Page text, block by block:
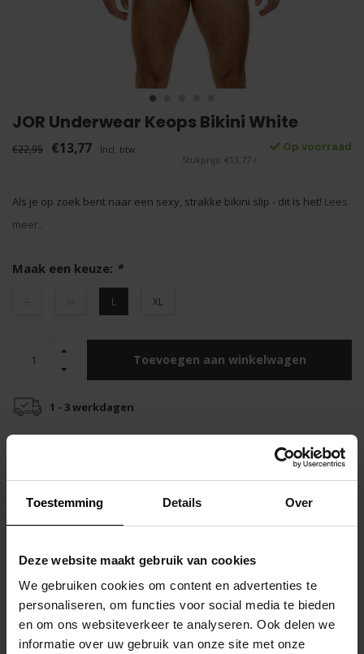
Toestemming Details Over
Deze website maakt gebruik van cookies
We gebruiken cookies om content en advertenties te
personaliseren, om functies voor social media te bieden
en om ons websiteverkeer te analyseren. Ook delen we
informatie over uw gebruik van onze site met onze
JOR Underwear Keops Bikini White
€22,95 €13,77 Incl. btw Op voorraad
Stukprijs: €13,77 /
Als je op zoek bent naar een sexy, strakke bikini slip - dit is het! Lees
meer..
Maak een keuze: *
L XL
Toevoegen aan winkelwagen
1 - 3 werkdagen
Snelle verzending
Top klantenservice
Productomschrijving
Dit Keops bikinibroekje van JOR zit laag op je heupen waardoor je
precies de juiste bedekking hebt.